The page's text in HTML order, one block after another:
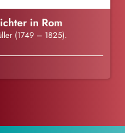
in Rom
(1749 – 1825).